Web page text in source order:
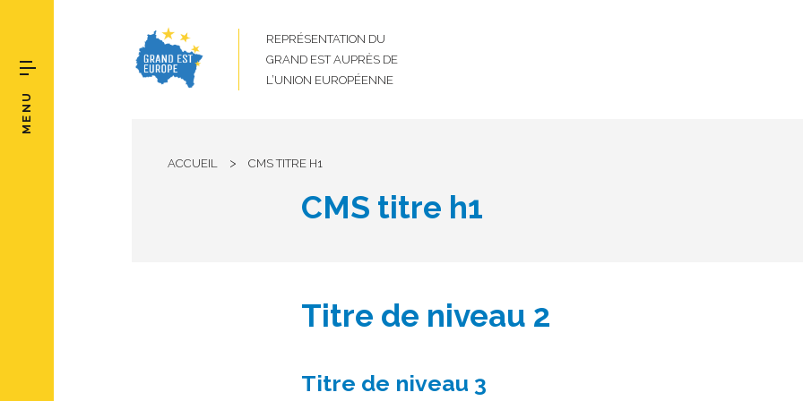
REPRÉSENTATION DU
GRAND EST AUPRÈS DE
L’UNION EUROPÉENNE
MENU
ACCUEIL > CMS TITRE H1
CMS titre h1
Titre de niveau 2
Titre de niveau 3